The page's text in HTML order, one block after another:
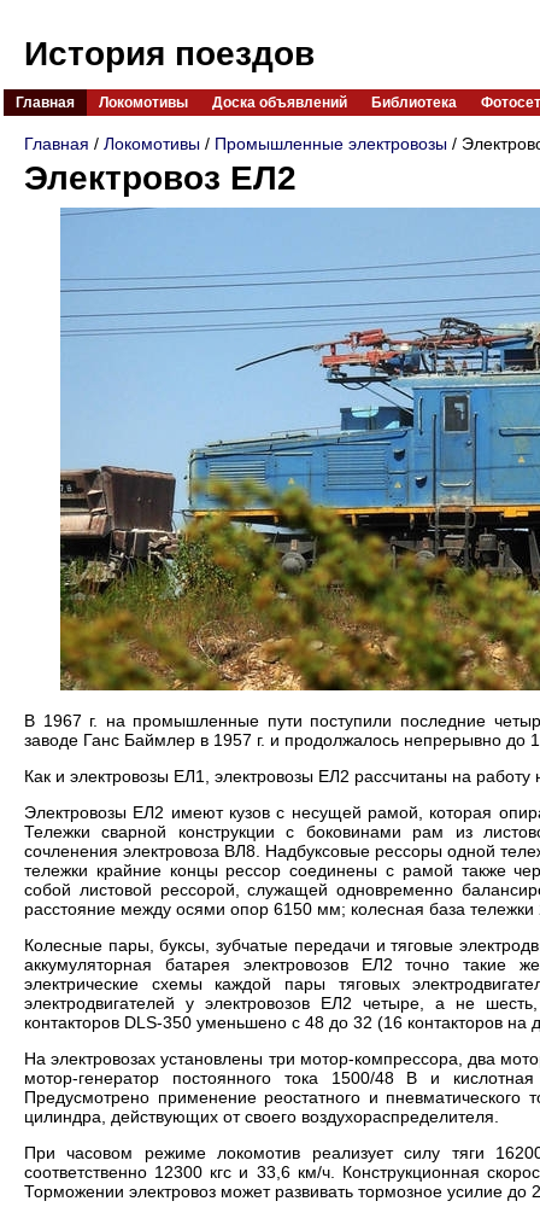
История поездов
Главная Локомотивы Доска объявлений Библиотека
Главная / Локомотивы / Промышленные электровозы /
Электровоз ЕЛ2
В 1967 г. на промышленные пути поступили последние
заводе Ганс Баймлер в 1957 г. и продолжалось непрерывно до
Как и электровозы ЕЛ1, электровозы ЕЛ2 рассчитаны на
Электровозы ЕЛ2 имеют кузов с несущей рамой, которая
Тележки сварной конструкции с боковинами рам из
сочленения электровоза ВЛ8. Надбуксовые рессоры одной
тележки крайние концы рессор соединены с рамой также
собой листовой рессорой, служащей одновременно
расстояние между осями опор 6150 мм; колесная база
Колесные пары, буксы, зубчатые передачи и тяговые
аккумуляторная батарея электровозов ЕЛ2 точно
электрические схемы каждой пары тяговых
электродвигателей у электровозов ЕЛ2 четыре, а не
контакторов DLS-350 уменьшено с 48 до 32 (16 контакторов на
На электровозах установлены три мотор-компрессора, два
мотор-генератор постоянного тока 1500/48 В и
Предусмотрено применение реостатного и
цилиндра, действующих от своего воздухораспределителя.
При часовом режиме локомотив реализует силу тяги
соответственно 12300 кгс и 33,6 км/ч. Конструкционная
Торможении электровоз может развивать тормозное усилие до